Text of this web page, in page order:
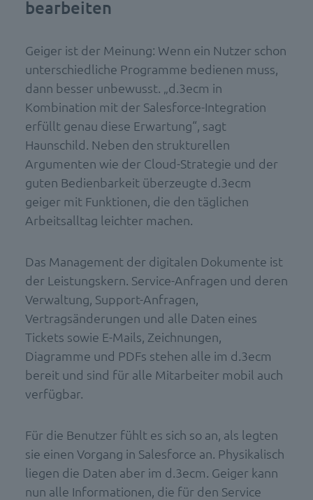
bearbeiten
Geiger ist der Meinung: Wenn ein Nutzer schon
unterschiedliche Programme bedienen muss,
dann besser unbewusst. „d.3ecm in
Kombination mit der Salesforce-Integration
erfüllt genau diese Erwartung“, sagt
Haunschild. Neben den strukturellen
Argumenten wie der Cloud-Strategie und der
guten Bedienbarkeit überzeugte d.3ecm
geiger mit Funktionen, die den täglichen
Arbeitsalltag leichter machen.
Das Management der digitalen Dokumente ist
der Leistungskern. Service-Anfragen und deren
Verwaltung, Support-Anfragen,
Vertragsänderungen und alle Daten eines
Tickets sowie E-Mails, Zeichnungen,
Diagramme und PDFs stehen alle im d.3ecm
bereit und sind für alle Mitarbeiter mobil auch
verfügbar.
Für die Benutzer fühlt es sich so an, als legten
sie einen Vorgang in Salesforce an. Physikalisch
liegen die Daten aber im d.3ecm. Geiger kann
nun alle Informationen, die für den Service